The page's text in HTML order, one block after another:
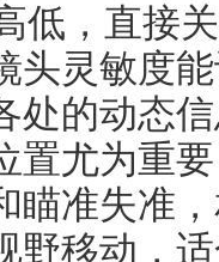
低，直接
头灵敏度
处的动态
置尤为重
瞄准失准
野移动，